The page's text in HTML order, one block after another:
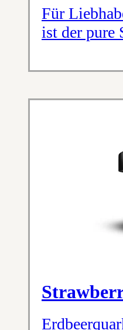
Für
ist der pure